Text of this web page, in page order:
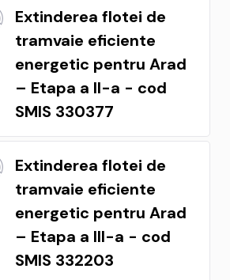
Extinderea flotei de
tramvaie eficiente
energetic pentru Arad
– Etapa a II-a - cod
SMIS 330377
Extinderea flotei de
tramvaie eficiente
energetic pentru Arad
– Etapa a III-a - cod
SMIS 332203